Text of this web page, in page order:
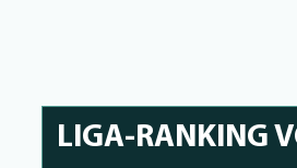
LIGA-RANKING